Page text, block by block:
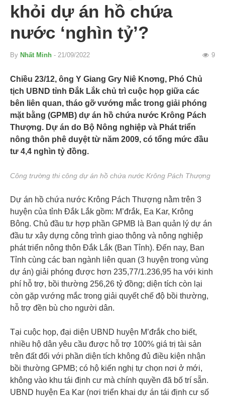
khỏi dự án hồ chứa
nước ‘nghìn tỷ’?
By Nhất Minh - 21/09/2022 9
Chiều 23/12, ông Y Giang Gry Niê Knơng, Phó Chủ
tịch UBND tỉnh Đắk Lắk chủ trì cuộc họp giữa các
bên liên quan, tháo gỡ vướng mắc trong giải phóng
mặt bằng (GPMB) dự án hồ chứa nước Krông Pách
Thượng. Dự án do Bộ Nông nghiệp và Phát triển
nông thôn phê duyệt từ năm 2009, có tổng mức đầu
tư 4,4 nghìn tỷ đồng.
Công trường thi công dự án hồ chứa nước Krông Pách Thượng
Dự án hồ chứa nước Krông Pách Thượng nằm trên 3
huyện của tỉnh Đắk Lắk gồm: M’đrắk, Ea Kar, Krông
Bông. Chủ đầu tư hợp phần GPMB là Ban quản lý dự án
đầu tư xây dựng công trình giao thông và nông nghiệp
phát triển nông thôn Đắk Lắk (Ban Tỉnh). Đến nay, Ban
Tỉnh cùng các ban ngành liên quan (3 huyện trong vùng
dự án) giải phóng được hơn 235,77/1.236,95 ha với kinh
phí hỗ trợ, bồi thường 256,26 tỷ đồng; diện tích còn lại
còn gặp vướng mắc trong giải quyết chế độ bồi thường,
hỗ trợ đền bù cho người dân.
Tại cuộc họp, đại diện UBND huyện M’đrắk cho biết,
nhiều hộ dân yêu cầu được hỗ trợ 100% giá trị tài sản
trên đất đối với phần diện tích không đủ điều kiện nhận
bồi thường GPMB; có hộ kiến nghị tự chọn nơi ở mới,
không vào khu tái định cư mà chính quyền đã bố trí sẵn.
UBND huyện Ea Kar (nơi triển khai dự án tái định cư số